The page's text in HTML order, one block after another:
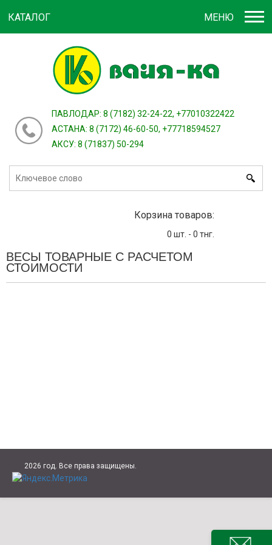
зарегистрироваться
ПАВЛОДАР: 8 (7182) 32-24-22, +77010322422
АСТАНА: 8 (7172) 46-60-50, +77718594527
АКСУ: 8 (71837) 50-294
Корзина товаров:
0 шт. - 0 тнг.
МЕНЮ
КАТАЛОГ
ВЕСЫ ТОВАРНЫЕ С РАСЧЕТОМ
СТОИМОСТИ
2026 год. Все права защищены.